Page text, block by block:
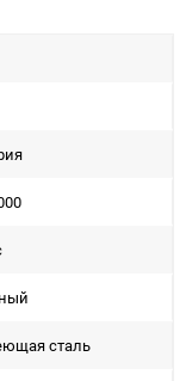
сталь